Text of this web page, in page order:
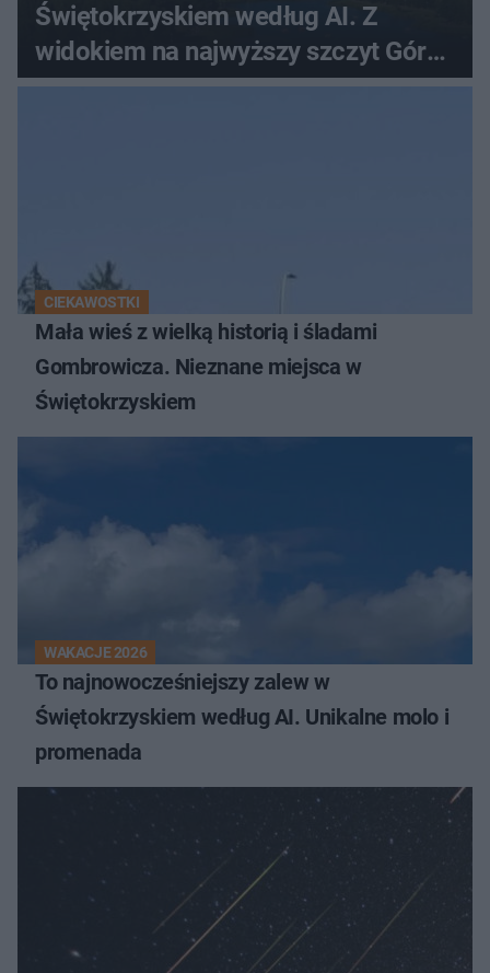
Świętokrzyskiem według AI. Z
widokiem na najwyższy szczyt Gór
Świętokrzyskich
CIEKAWOSTKI
Mała wieś z wielką historią i śladami
Gombrowicza. Nieznane miejsca w
Świętokrzyskiem
WAKACJE 2026
To najnowocześniejszy zalew w
Świętokrzyskiem według AI. Unikalne molo i
promenada